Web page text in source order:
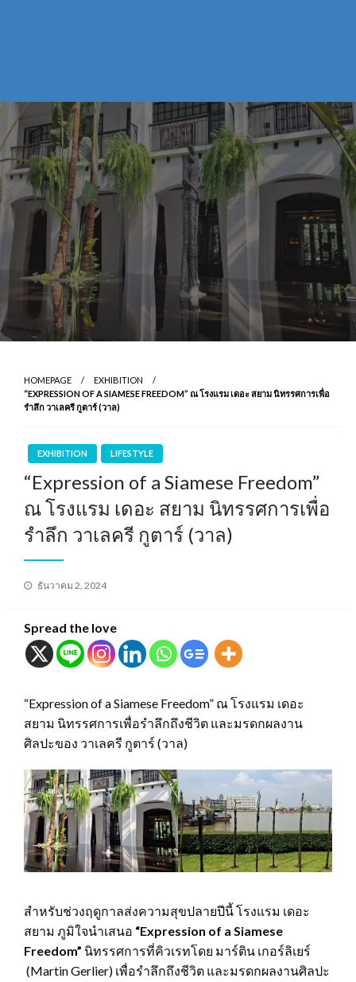
HOMEPAGE
EXHIBITION
“EXPRESSION OF A SIAMESE FREEDOM” ณ โรงแรม เดอะ สยาม นิทรรศการเพื่อ
รำลึก วาเลครี กูตาร์ (วาล)
EXHIBITION LIFESTYLE
“Expression of a Siamese Freedom”
ณ โรงแรม เดอะ สยาม นิทรรศการเพื่อ
รำลึก วาเลครี กูตาร์ (วาล)
Posted
ธันวาคม 2, 2024
Spread the love
“Expression of a Siamese Freedom” ณ โรงแรม เดอะ
สยาม นิทรรศการเพื่อรำลึกถึงชีวิต และมรดกผลงาน
ศิลปะของ วาเลครี กูตาร์ (วาล)
สำหรับช่วงฤดูกาลส่งความสุขปลายปีนี้ โรงแรม เดอะ
สยาม ภูมิใจนำเสนอ “Expression of a Siamese
Freedom” นิทรรศการที่คิวเรทโดย มาร์ติน เกอร์ลิเยร์
(Martin Gerlier) เพื่อรำลึกถึงชีวิต และมรดกผลงานศิลปะ